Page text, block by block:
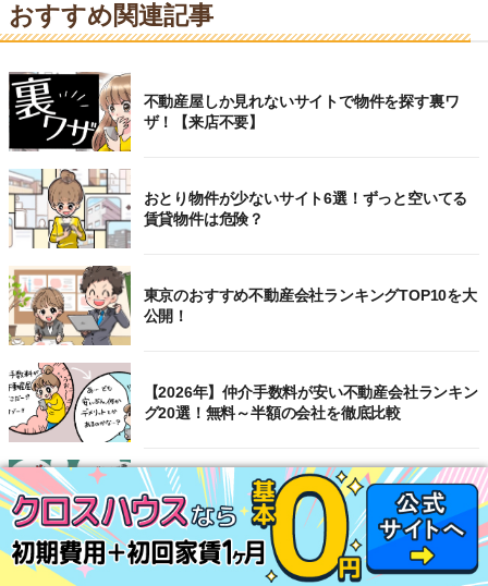
おすすめ関連記事
不動産屋しか見れないサイトで物件を探す裏ワ
ザ！【来店不要】
おとり物件が少ないサイト6選！ずっと空いてる
賃貸物件は危険？
東京のおすすめ不動産会社ランキングTOP10を大
公開！
【2026年】仲介手数料が安い不動産会社ランキン
グ20選！無料～半額の会社を徹底比較
選ばないほうがいい賃貸物件をプロ視点で解説！
避けるべき間取りTOP7も公開